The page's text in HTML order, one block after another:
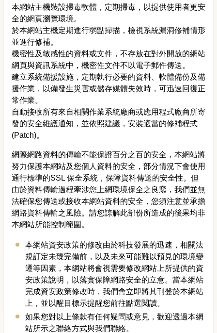
本網站主機裝設掃毒軟體，定期掃毒，以提供使用者更安
全的網頁瀏覽環境。
於本網站主機定期進行弱點掃描，檢視系統漏洞修補情形
並進行修補。
機密性及敏感性的資料或文件，不存放在對外開放的網站
網頁與資訊系統中，機密性文件不以電子郵件傳送。
建立系統備援設施，定期執行必要的資料、軟體備份及備
援作業，以備發生災害或儲存媒體失效時，可迅速回復正
常作業。
自動接收所有來自相關作業系統廠商或應用程式廠商所寄
發的安全維護通知，並依照建議，安裝適當的修補程式
(Patch)。
網際網路資料的傳輸不能保證百分之百的安全，本網站將
努力保護本網站及您個人資料的安全，部分情況下會使用
通行標準的SSL 保全系統，保障資料傳送的安全性。但
由於資料傳輸過程牽涉您上網環境保全之良窳，我們並無
法確保您傳送或接收本網站資料的安全，您須注意並承擔
網路資料傳輸之風險。請您諒解此部份所造成的後果均非
本網站所能控制範圍。
本網站資安政策的修改由於科技發展的迅速，相關法
規訂定未臻完備前，以及未來可能難以預見的環境變
遷等因素，本網站將會視需要修改網站上所提供的資
安政策說明，以落實保障網路安全的立意。當本網站
完成資安政策修改時，我們會立即將其刊登於本網站
上，並以醒目標示提醒您前往點選閱讀。
如果您對以上條款有任何疑問或意見，歡迎透過本網
站所示之聯絡方式與我們聯絡。